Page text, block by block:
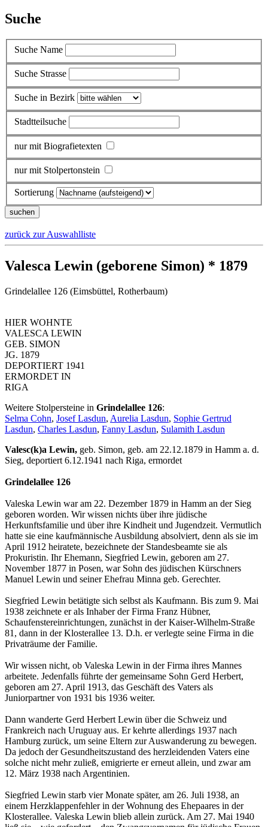
Suche
Suche Name
Suche Strasse
Suche in Bezirk
Stadtteilsuche
nur mit Biografietexten
nur mit Stolpertonstein
Sortierung
zurück zur Auswahlliste
Valesca Lewin (geborene Simon) * 1879
Grindelallee 126 (Eimsbüttel, Rotherbaum)
HIER WOHNTE
VALESCA LEWIN
GEB. SIMON
JG. 1879
DEPORTIERT 1941
ERMORDET IN
RIGA
Weitere Stolpersteine in Grindelallee 126:
Selma Cohn, Josef Lasdun, Aurelia Lasdun, Sophie Gertrud
Lasdun, Charles Lasdun, Fanny Lasdun, Sulamith Lasdun
Valesc(k)a Lewin, geb. Simon, geb. am 22.12.1879 in Hamm a. d.
Sieg, deportiert 6.12.1941 nach Riga, ermordet
Grindelallee 126
Valeska Lewin war am 22. Dezember 1879 in Hamm an der Sieg
geboren worden. Wir wissen nichts über ihre jüdische
Herkunftsfamilie und über ihre Kindheit und Jugendzeit. Vermutlich
hatte sie eine kaufmännische Ausbildung absolviert, denn als sie im
April 1912 heiratete, bezeichnete der Standesbeamte sie als
Prokuristin. Ihr Ehemann, Siegfried Lewin, geboren am 27.
November 1877 in Posen, war Sohn des jüdischen Kürschners
Manuel Lewin und seiner Ehefrau Minna geb. Gerechter.
Siegfried Lewin betätigte sich selbst als Kaufmann. Bis zum 9. Mai
1938 zeichnete er als Inhaber der Firma Franz Hübner,
Schaufenstereinrichtungen, zunächst in der Kaiser-Wilhelm-Straße
81, dann in der Klosterallee 13. D.h. er verlegte seine Firma in die
Privaträume der Familie.
Wir wissen nicht, ob Valeska Lewin in der Firma ihres Mannes
arbeitete. Jedenfalls führte der gemeinsame Sohn Gerd Herbert,
geboren am 27. April 1913, das Geschäft des Vaters als
Juniorpartner von 1931 bis 1936 weiter.
Dann wanderte Gerd Herbert Lewin über die Schweiz und
Frankreich nach Uruguay aus. Er kehrte allerdings 1937 nach
Hamburg zurück, um seine Eltern zur Auswanderung zu bewegen.
Da jedoch der Gesundheitszustand des herzleidenden Vaters eine
solche nicht mehr zuließ, emigrierte er erneut allein, und zwar am
12. März 1938 nach Argentinien.
Siegfried Lewin starb vier Monate später, am 26. Juli 1938, an
einem Herzklappenfehler in der Wohnung des Ehepaares in der
Klosterallee. Valeska Lewin blieb allein zurück. Am 27. Mai 1940